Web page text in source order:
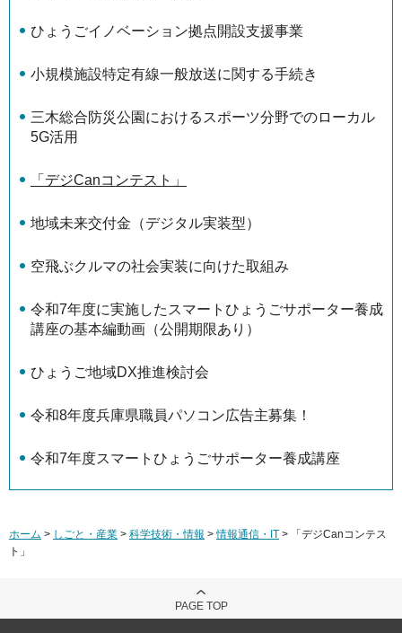
ひょうごイノベーション拠点開設支援事業
小規模施設特定有線一般放送に関する手続き
三木総合防災公園におけるスポーツ分野でのローカル
5G活用
「デジCanコンテスト」
地域未来交付金（デジタル実装型）
空飛ぶクルマの社会実装に向けた取組み
令和7年度に実施したスマートひょうごサポーター養成
講座の基本編動画（公開期限あり）
ひょうご地域DX推進検討会
令和8年度兵庫県職員パソコン広告主募集！
令和7年度スマートひょうごサポーター養成講座
ホーム > しごと・産業 > 科学技術・情報 >情報通信・IT > 「デジCanコンテス
ト」
PAGE TOP